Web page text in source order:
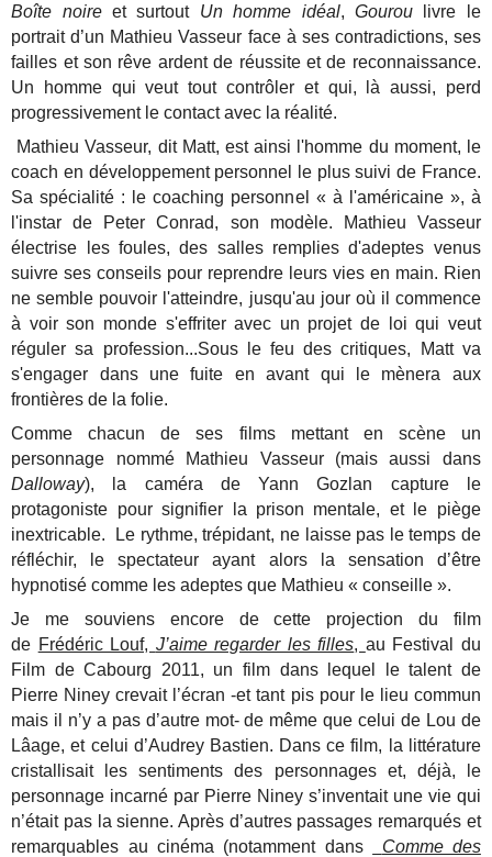
Boîte noireet surtout Un homme idéal,Gourou livre le
portrait d’un Mathieu Vasseur face à ses contradictions, ses
failles et son rêve ardent de réussite et de reconnaissance.
Un homme qui veut tout contrôler et qui, là aussi, perd
progressivement le contact avec la réalité.
Mathieu Vasseur, dit Matt, est ainsi l'homme du moment, le
coach en développement personnel le plus suivi de France.
Sa spécialité : le coaching personnel « à l'américaine », à
l'instar de Peter Conrad, son modèle. Mathieu Vasseur
électrise les foules, des salles remplies d'adeptes venus
suivre ses conseils pour reprendre leurs vies en main. Rien
ne semble pouvoir l'atteindre, jusqu'au jour où il commence
à voir son monde s'effriter avec un projet de loi qui veut
réguler sa profession...Sous le feu des critiques, Matt va
s'engager dans une fuite en avant qui le mènera aux
frontières de la folie.
Comme chacun de ses films mettant en scène un
personnage nommé Mathieu Vasseur (mais aussi dans
Dalloway), la caméra de Yann Gozlan capture le
protagoniste pour signifier la prison mentale, et le piège
inextricable. Le rythme, trépidant, ne laisse pas le temps de
réfléchir, le spectateur ayant alors la sensation d’être
hypnotisé comme les adeptes que Mathieu « conseille ».
Je me souviens encore de cette projection du film
de Frédéric Louf, J’aime regarder les filles, au Festival du
Film de Cabourg 2011, un film dans lequel le talent de
Pierre Niney crevait l’écran -et tant pis pour le lieu commun
mais il n’y a pas d’autre mot- de même que celui de Lou de
Lâage, et celui d’Audrey Bastien. Dans ce film, la littérature
cristallisait les sentiments des personnages et, déjà, le
personnage incarné par Pierre Niney s’inventait une vie qui
n’était pas la sienne. Après d’autres passages remarqués et
remarquables au cinéma (notamment dans
Comme des